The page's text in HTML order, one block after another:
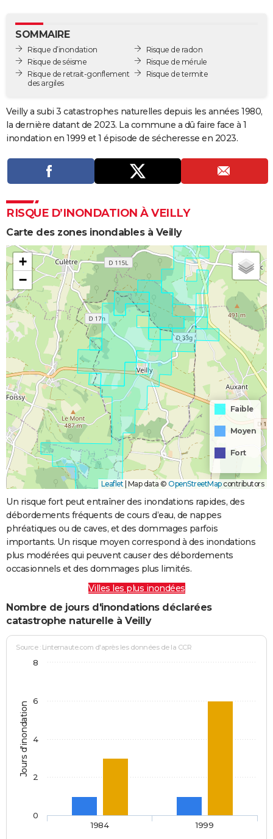
GUIDES D'ACHAT
BONS PLANS
CARTE DE VOEUX
Carte de Noël
Carte Bonne année
Carte Saint-Valentin
Carte Pâques
Carte d'anniversaire
DICTIONNAIRE
Dictionnaire
Biographies
Citations
Expressions
Proverbes
PROGRAMME TV
S'inscrire
Se connecter
Lycées
Collèges
Primaires
Universités
Entreprises
Service militaire
Avis de recherche
FORUM
Bricolage
Lifestyle
Culture
Sport
Auto
Television
Voyage
Cinema
SOMMAIRE
Risque d’inondation
Risque de séisme
Risque de retrait-gonflement
des argiles
Risque de radon
Risque de mérule
Risque de termite
Veilly a subi 3 catastrophes naturelles depuis les années 1980,
la dernière datant de 2023. La commune a dû faire face à 1
inondation en 1999 et 1 épisode de sécheresse en 2023.
RISQUE D’INONDATION À VEILLY
Carte des zones inondables à Veilly
+
−
Faible
Moyen
Fort
Leaflet | Map data © OpenStreetMapcontributors
Un risque fort peut entraîner des inondations rapides, des
débordements fréquents de cours d’eau, de nappes
phréatiques ou de caves, et des dommages parfois
importants. Un risque moyen correspond à des inondations
plus modérées qui peuvent causer des débordements
occasionnels et des dommages plus limités.
Villes les plus inondées
Nombre de jours d'inondations déclarées
catastrophe naturelle à Veilly
Jours d'inondation
Source : Linternaute.com d'après les données de la CCR
1984 1999
0
2
4
6
8